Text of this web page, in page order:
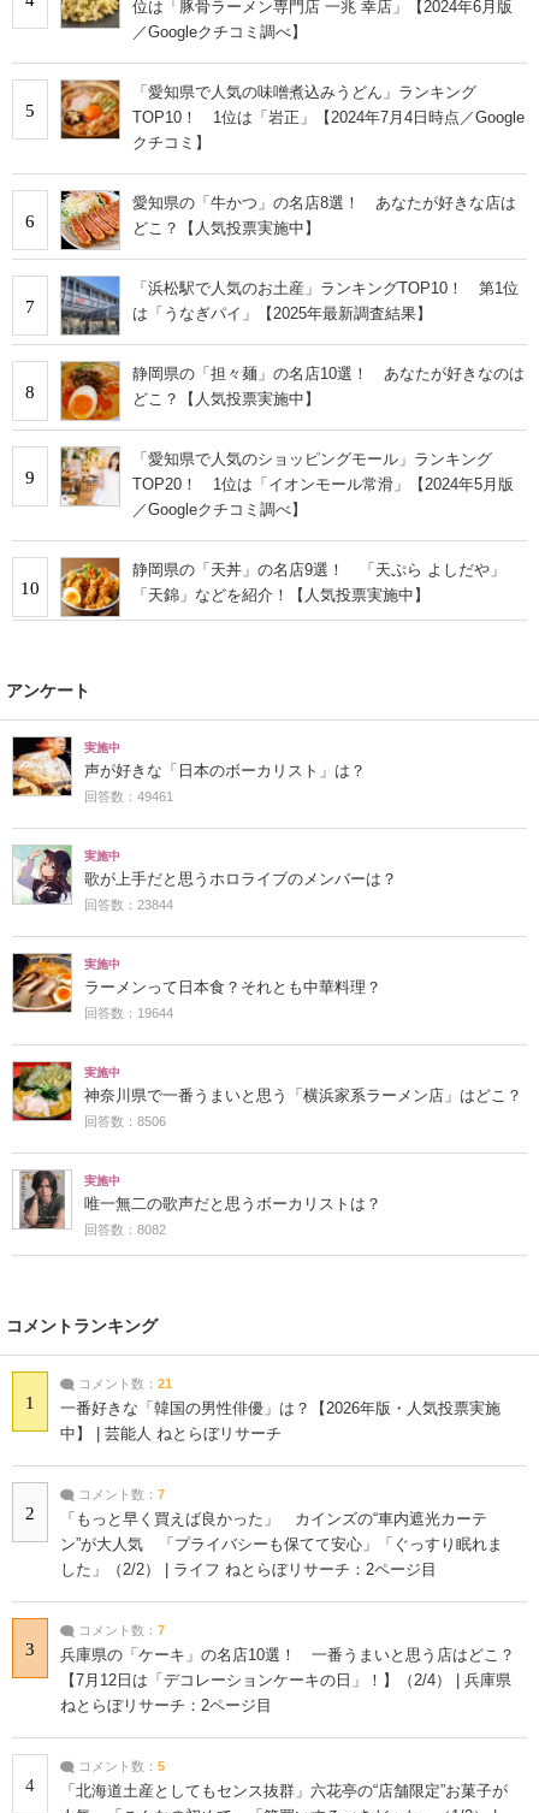
位は「豚骨ラーメン専門店 一兆 幸店」【2024年6月版
／Googleクチコミ調べ】
5
「愛知県で人気の味噌煮込みうどん」ランキング
TOP10！ 1位は「岩正」【2024年7月4日時点／Google
クチコミ】
6
愛知県の「牛かつ」の名店8選！ あなたが好きな店は
どこ？【人気投票実施中】
7
「浜松駅で人気のお土産」ランキングTOP10！ 第1位
は「うなぎパイ」【2025年最新調査結果】
8
静岡県の「担々麺」の名店10選！ あなたが好きなのは
どこ？【人気投票実施中】
9
「愛知県で人気のショッピングモール」ランキング
TOP20！ 1位は「イオンモール常滑」【2024年5月版
／Googleクチコミ調べ】
10
静岡県の「天丼」の名店9選！ 「天ぷら よしだや」
「天錦」などを紹介！【人気投票実施中】
アンケート
実施中
声が好きな「日本のボーカリスト」は？
回答数：49461
実施中
歌が上手だと思うホロライブのメンバーは？
回答数：23844
実施中
ラーメンって日本食？それとも中華料理？
回答数：19644
実施中
神奈川県で一番うまいと思う「横浜家系ラーメン店」はどこ？
回答数：8506
実施中
唯一無二の歌声だと思うボーカリストは？
回答数：8082
コメントランキング
1
コメント数： 21
一番好きな「韓国の男性俳優」は？【2026年版・人気投票実施
中】 | 芸能人 ねとらぼリサーチ
2
コメント数： 7
「もっと早く買えば良かった」 カインズの“車内遮光カーテ
ン”が大人気 「プライバシーも保てて安心」「ぐっすり眠れま
した」（2/2） | ライフ ねとらぼリサーチ：2ページ目
3
コメント数： 7
兵庫県の「ケーキ」の名店10選！ 一番うまいと思う店はどこ？
【7月12日は「デコレーションケーキの日」！】（2/4） | 兵庫県
ねとらぼリサーチ：2ページ目
4
コメント数： 5
「北海道土産としてもセンス抜群」六花亭の“店舗限定”お菓子が